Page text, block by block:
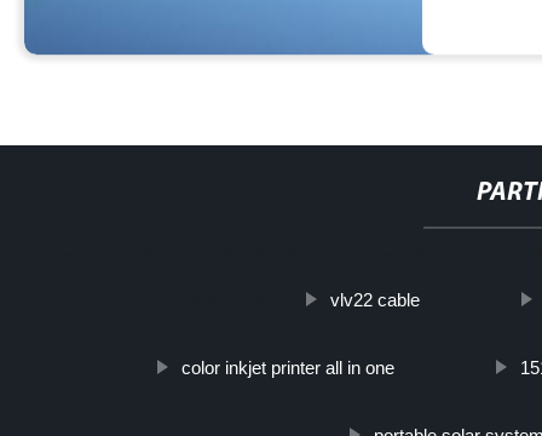
vlv22 cable
color inkjet printer all in one